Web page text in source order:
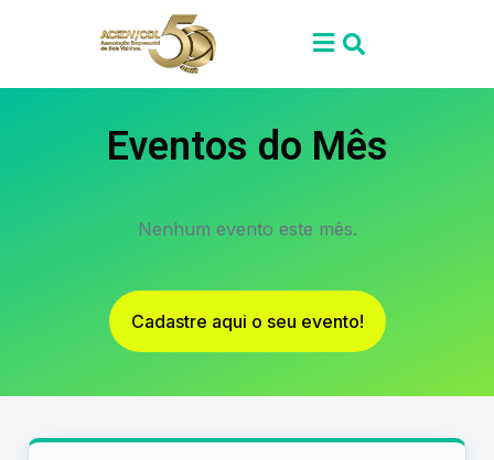
Eventos do Mês
Nenhum evento este mês.
Cadastre aqui o seu evento!